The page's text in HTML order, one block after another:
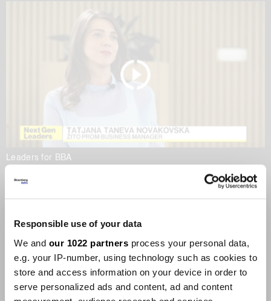
Responsible use of your data
We and our 1022 partners process your personal data,
e.g. your IP-number, using technology such as cookies to
store and access information on your device in order to
serve personalized ads and content, ad and content
Leaders for BBA